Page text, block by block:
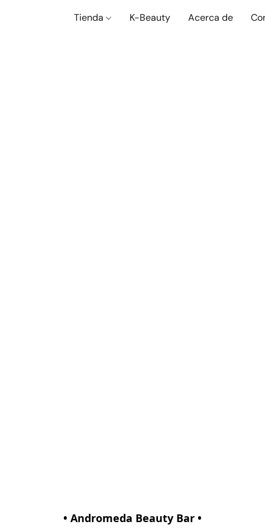
Tienda K-Beauty Acerca de
• Andromeda Beauty Bar •